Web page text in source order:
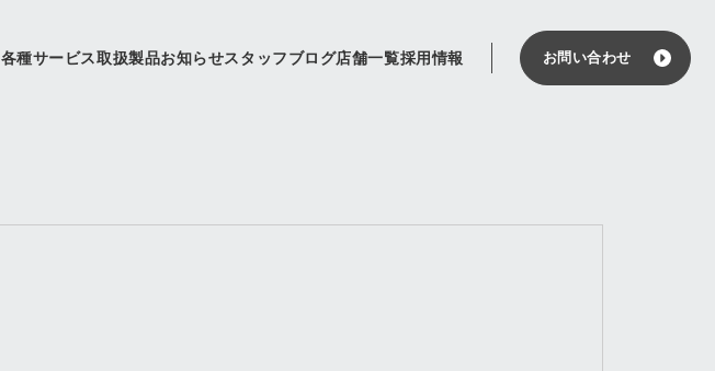
各種サービス取扱製品お知らせスタッフブログ店舗一覧採用情報 お問い合わせ